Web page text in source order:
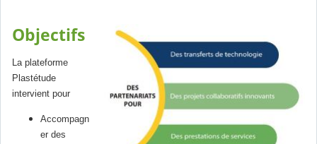
Objectifs
La plateforme
Plastétude
intervient pour
Accompagn
er des